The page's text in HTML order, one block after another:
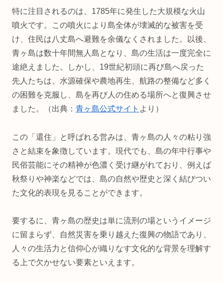
特に注目されるのは、1785年に発生した大規模な火山
噴火です。この噴火により島全体が壊滅的な被害を受
け、住民は八丈島へ避難を余儀なくされました。以後、
青ヶ島は数十年間無人島となり、島の生活は一度完全に
途絶えました。しかし、19世紀初頭に再び島へ戻った
先人たちは、水源確保や農地再生、航路の整備など多く
の困難を克服し、島を再び人の住める場所へと復興させ
ました。（出典： 青ヶ島公式サイト より）
この「還住」と呼ばれる営みは、青ヶ島の人々の粘り強
さと結束を象徴しています。現代でも、島の年中行事や
民俗芸能にその精神が色濃く受け継がれており、例えば
秋祭りや神楽などでは、島の自然や歴史と深く結びつい
た文化的表現を見ることができます。
要するに、青ヶ島の歴史は単に流刑の場というイメージ
に留まらず、自然災害を乗り越えた復興の物語であり、
人々の生活力と信仰心が織りなす文化的な背景を理解す
る上で欠かせない要素といえます。